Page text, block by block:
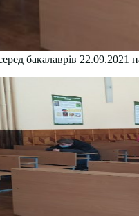
бакалаврів 22.09.2021